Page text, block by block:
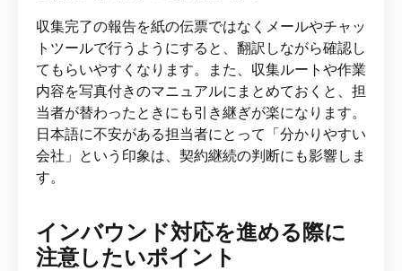
収集完了の報告を紙の伝票ではなくメールやチャッ
トツールで行うようにすると、翻訳しながら確認し
てもらいやすくなります。また、収集ルートや作業
内容を写真付きのマニュアルにまとめておくと、担
当者が替わったときにも引き継ぎが楽になります。
日本語に不安がある担当者にとって「分かりやすい
会社」という印象は、契約継続の判断にも影響しま
す。
インバウンド対応を進める際に
注意したいポイント